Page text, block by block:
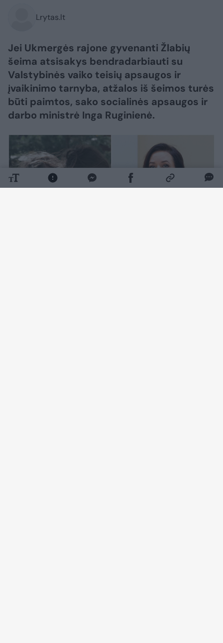
Lrytas.lt
Jei Ukmergės rajone gyvenanti Žlabių
šeima atsisakys bendradarbiauti su
Valstybinės vaiko teisių apsaugos ir
įvaikinimo tarnyba, atžalos iš šeimos turės
būti paimtos, sako socialinės apsaugos ir
darbo ministrė Inga Ruginienė.